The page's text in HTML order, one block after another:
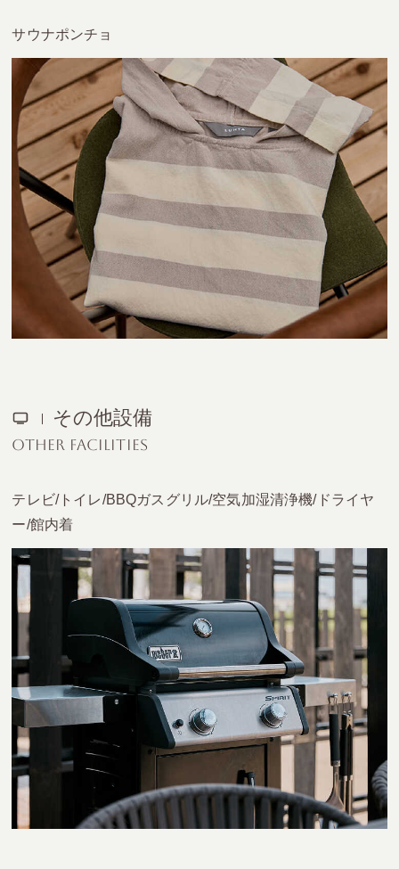
サウナポンチョ
その他設備
OTHER FACILITIES
テレビ/トイレ/BBQガスグリル/空気加湿清浄機/ドライヤ
ー/館内着